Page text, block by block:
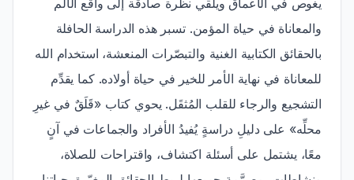
يغوص في الأعماق ويلقي نظرة صادقة إلى واقع الألم
والمعاناة في حياة المؤمن. تسبر هذه الدراسة الحافلة
بالحقائق الكتابية الغنية والتبصّرات المنعشة، استخدام الله
للمعاناة في نهاية الأمر للخير في حياة أولاده. كما يقدِّم
التشجيع والرجاء للقلب المُثقَل. يحوي كتاب «قَلَقٌ في غيرِ
محلِّه» على دليلِ دراسةٍ يُفيدُ الأفراد والجماعات في آنٍ
معًا، يشتمل على أسئلة اكتشاف، واقتراحات للصلاة،